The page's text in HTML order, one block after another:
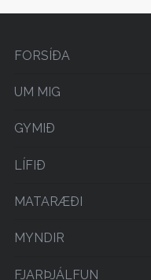
FORSÍÐA
UM MIG
GYMIÐ
LÍFIÐ
MATARÆÐI
MYNDIR
FJARÞJÁLFUN